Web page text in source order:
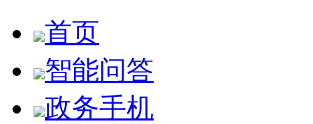
首页
智能问答
政务手机